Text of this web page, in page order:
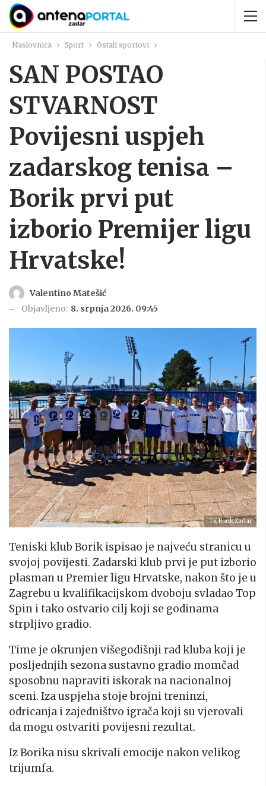
Naslovnica Sport Ostali sportovi
SAN POSTAO
STVARNOST
Povijesni uspjeh
zadarskog tenisa –
Borik prvi put
izborio Premijer ligu
Hrvatske!
Valentino Matešić
Objavljeno: 8. srpnja 2026. 09:45
TK Borik Zadar
Teniski klub Borik ispisao je najveću stranicu u
svojoj povijesti. Zadarski klub prvi je put izborio
plasman u Premier ligu Hrvatske, nakon što je u
Zagrebu u kvalifikacijskom dvoboju svladao Top
Spin i tako ostvario cilj koji se godinama
strpljivo gradio.
Time je okrunjen višegodišnji rad kluba koji je
posljednjih sezona sustavno gradio momčad
sposobnu napraviti iskorak na nacionalnoj
sceni. Iza uspjeha stoje brojni treninzi,
odricanja i zajedništvo igrača koji su vjerovali
da mogu ostvariti povijesni rezultat.
Iz Borika nisu skrivali emocije nakon velikog
trijumfa.